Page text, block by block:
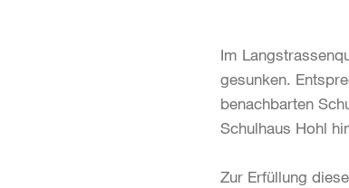
Im
gesunken.
benachbarten
Schulhaus Hohl
Zur Erfüllung